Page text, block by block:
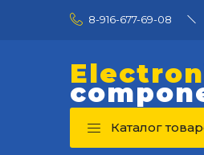
8-916-677-69-08
Каталог